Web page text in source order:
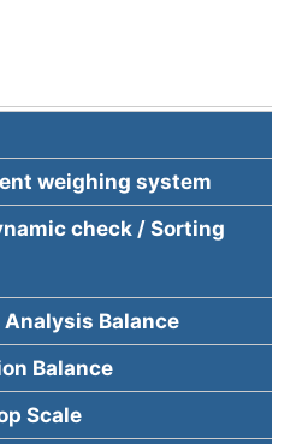
weighing system
check / Sorting
Analysis Balance
Balance
Scale